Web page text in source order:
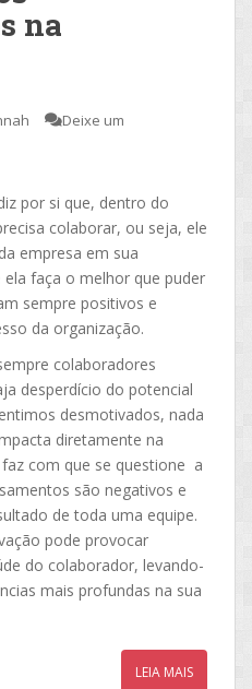
na
Deixe um
por si que, dentro do
colaborar, ou seja, ele
empresa em sua
faça o melhor que puder
sempre positivos e
da organização.
colaboradores
desperdício do potencial
desmotivados, nada
diretamente na
com que se questione a
são negativos e
de toda uma equipe.
pode provocar
do colaborador, levando-
mais profundas na sua
LEIA MAIS